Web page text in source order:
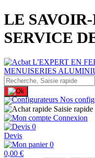
LE
SERVICE
Nos
Saisie rapide
Connexion
0
Devis
0
0,00 €